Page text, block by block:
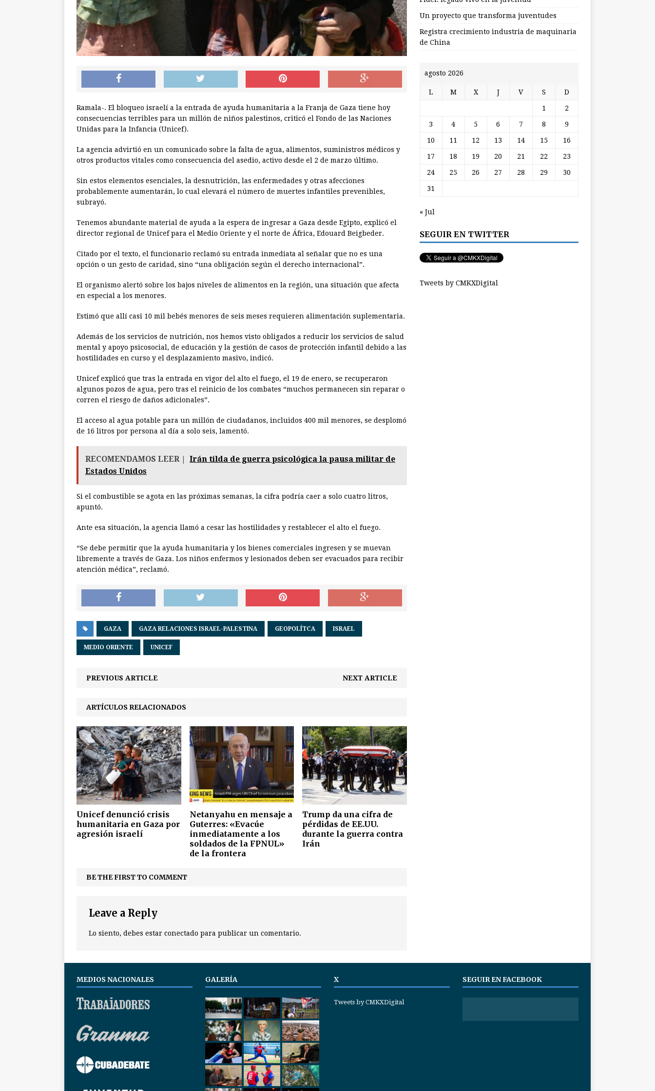
Ramala-. El bloqueo israelí a la entrada de ayuda humanitaria a la Franja de Gaza tiene hoy
consecuencias terribles para un millón de niños palestinos, criticó el Fondo de las Naciones
Unidas para la Infancia (Unicef).
La agencia advirtió en un comunicado sobre la falta de agua, alimentos, suministros médicos y
otros productos vitales como consecuencia del asedio, activo desde el 2 de marzo último.
Sin estos elementos esenciales, la desnutrición, las enfermedades y otras afecciones
probablemente aumentarán, lo cual elevará el número de muertes infantiles prevenibles,
subrayó.
Tenemos abundante material de ayuda a la espera de ingresar a Gaza desde Egipto, explicó el
director regional de Unicef para el Medio Oriente y el norte de África, Edouard Beigbeder.
Citado por el texto, el funcionario reclamó su entrada inmediata al señalar que no es una
opción o un gesto de caridad, sino “una obligación según el derecho internacional”.
El organismo alertó sobre los bajos niveles de alimentos en la región, una situación que afecta
en especial a los menores.
Estimó que allí casi 10 mil bebés menores de seis meses requieren alimentación suplementaria.
Además de los servicios de nutrición, nos hemos visto obligados a reducir los servicios de salud
mental y apoyo psicosocial, de educación y la gestión de casos de protección infantil debido a las
hostilidades en curso y el desplazamiento masivo, indicó.
Unicef explicó que tras la entrada en vigor del alto el fuego, el 19 de enero, se recuperaron
algunos pozos de agua, pero tras el reinicio de los combates “muchos permanecen sin reparar o
corren el riesgo de daños adicionales”.
El acceso al agua potable para un millón de ciudadanos, incluidos 400 mil menores, se desplomó
de 16 litros por persona al día a solo seis, lamentó.
RECOMENDAMOS LEER |
Irán tilda de guerra psicológica la pausa militar de
Estados Unidos
Si el combustible se agota en las próximas semanas, la cifra podría caer a solo cuatro litros,
apuntó.
Ante esa situación, la agencia llamó a cesar las hostilidades y restablecer el alto el fuego.
“Se debe permitir que la ayuda humanitaria y los bienes comerciales ingresen y se muevan
libremente a través de Gaza. Los niños enfermos y lesionados deben ser evacuados para recibir
atención médica”, reclamó.
GAZA GAZA RELACIONES ISRAEL-PALESTINA GEOPOLÍTCA ISRAEL
MEDIO ORIENTE UNICEF
PREVIOUS ARTICLE NEXT ARTICLE
ARTÍCULOS RELACIONADOS
Unicef denunció crisis
humanitaria en Gaza por
agresión israelí
Netanyahu en mensaje a
Guterres: «Evacúe
inmediatamente a los
soldados de la FPNUL»
de la frontera
Trump da una cifra de
pérdidas de EE.UU.
durante la guerra contra
Irán
BE THE FIRST TO COMMENT
Leave a Reply
Lo siento, debes estar conectado para publicar un comentario.
Un proyecto que transforma juventudes
Registra crecimiento industria de maquinaria
de China
agosto 2026
L M X J V S D
1 2
3 4 5 6 7 8 9
10 11 12 13 14 15 16
17 18 19 20 21 22 23
24 25 26 27 28 29 30
31
« Jul
SEGUIR EN TWITTER
Tweets by CMKXDigital
MEDIOS NACIONALES GALERÍA X
Tweets by CMKXDigital
SEGUIR EN FACEBOOK